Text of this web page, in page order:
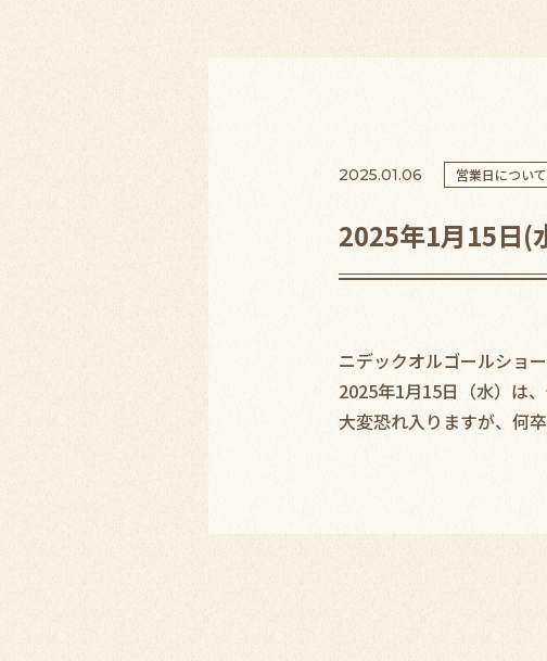
2025.01.06 営業日について
2025年1月15日(
ニデックオルゴールショ
2025年1月15日（水）は、
大変恐れ入りますが、何